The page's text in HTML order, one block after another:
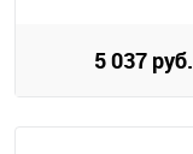
5 037 руб.